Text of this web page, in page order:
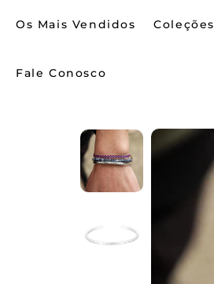
Os Mais Vendidos Coleções
Fale Conosco